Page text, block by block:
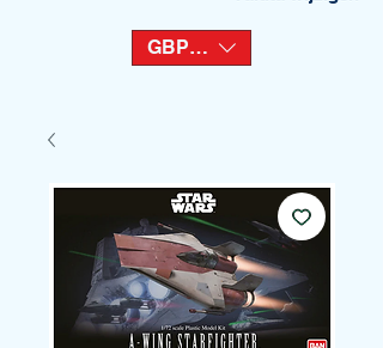
GBP (£)